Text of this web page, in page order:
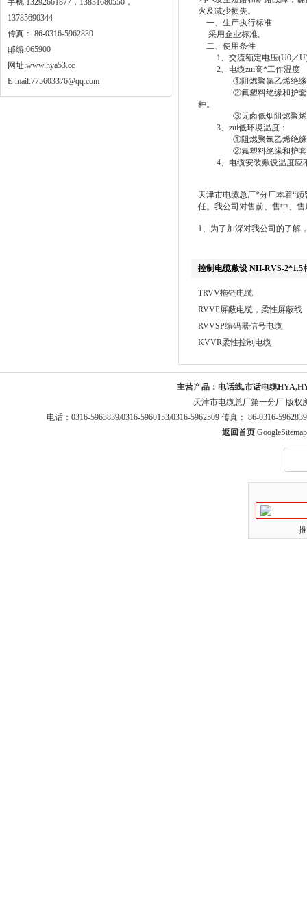
手机:13292661877，13831680550，
13785690344
传真： 86-0316-5962839
邮编:065900
网址:www.hya53.cc
E-mail:775603376@qq.com
火及减少损失。
一、生产执行标准
采用企业标准。
二、使用条件
1、交流额定电压(U0／U)
2、电缆zui高*工作温度
①阻燃聚氯乙烯绝缘及
②氟塑料绝缘和护套：
种。
③无卤低烟阻燃聚烯烃
3、zui低环境温度：
①阻燃聚氯乙烯绝缘和护
②氟塑料绝缘和护套：
4、电缆安装敷设温度应
天津市电缆总厂*分厂本着“
任。我公司对售前、售中、
1、为了加深对我公司的了解
控制电缆敷设 NH-RVS-2*1.5
TRVV拖链电缆
RVVP屏蔽电缆，柔性屏蔽线
RVVSP编码器信号电缆
KVVR柔性控制电缆
主营产品： 电话线,市话电缆
天津市电缆总厂第一分厂 版权
电话：0316-5963839/0316-5960153/0316-5962509 传真： 86-0316-
返回首页 GoogleSitemap